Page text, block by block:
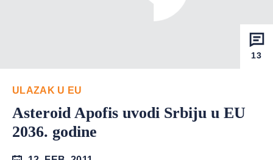
13
ULAZAK U EU
Asteroid Apofis uvodi Srbiju u EU
2036. godine